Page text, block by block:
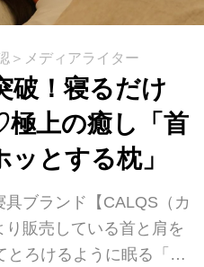
＞メディアライター
破！寝るだけ
上の癒し「首
ッとする枕」
具ブランド【CALQS（カ
り販売している首と肩を
とろけるように眠る「首